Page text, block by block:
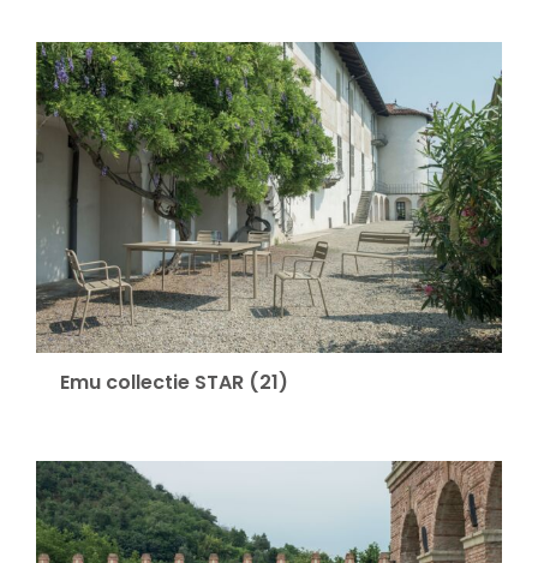
Emu collectie STAR (21)